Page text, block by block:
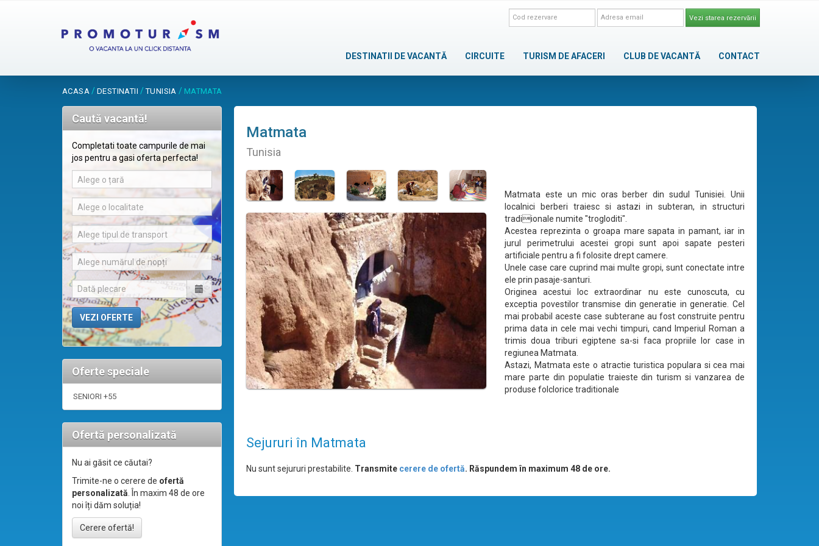
Vezi starea rezervării
DESTINATII DE VACANTĂ CIRCUITE TURISM DE AFACERI CLUB DE VACANTĂ CONTACT
ACASA / DESTINATII /TUNISIA / MATMATA
Caută vacantă!
Completati toate campurile de mai
jos pentru a gasi oferta perfecta!
Alege o țară
Alege o localitate
Alege tipul de transport
Alege numărul de nopți
Oferte speciale
SENIORI +55
Ofertă personalizată
Nu ai găsit ce căutai?
Trimite-ne o cerere de ofertă
personalizată. În maxim 48 de ore
noi îți dăm soluția!
Cerere ofertă!
Matmata
Tunisia
Matmata este un mic oras berber din sudul Tunisiei. Unii
localnici berberi traiesc si astazi in subteran, in structuri
tradiionale numite "trogloditi".
Acestea reprezinta o groapa mare sapata in pamant, iar in
jurul perimetrului acestei gropi sunt apoi sapate pesteri
artificiale pentru a fi folosite drept camere.
Unele case care cuprind mai multe gropi, sunt conectate intre
ele prin pasaje-santuri.
Originea acestui loc extraordinar nu este cunoscuta, cu
exceptia povestilor transmise din generatie in generatie. Cel
mai probabil aceste case subterane au fost construite pentru
prima data in cele mai vechi timpuri, cand Imperiul Roman a
trimis doua triburi egiptene sa-si faca propriile lor case in
regiunea Matmata.
Astazi, Matmata este o atractie turistica populara si cea mai
mare parte din populatie traieste din turism si vanzarea de
produse folclorice traditionale
Sejururi în Matmata
Nu sunt sejururi prestabilite. Transmite cerere de ofertă. Răspundem în maximum 48 de ore.